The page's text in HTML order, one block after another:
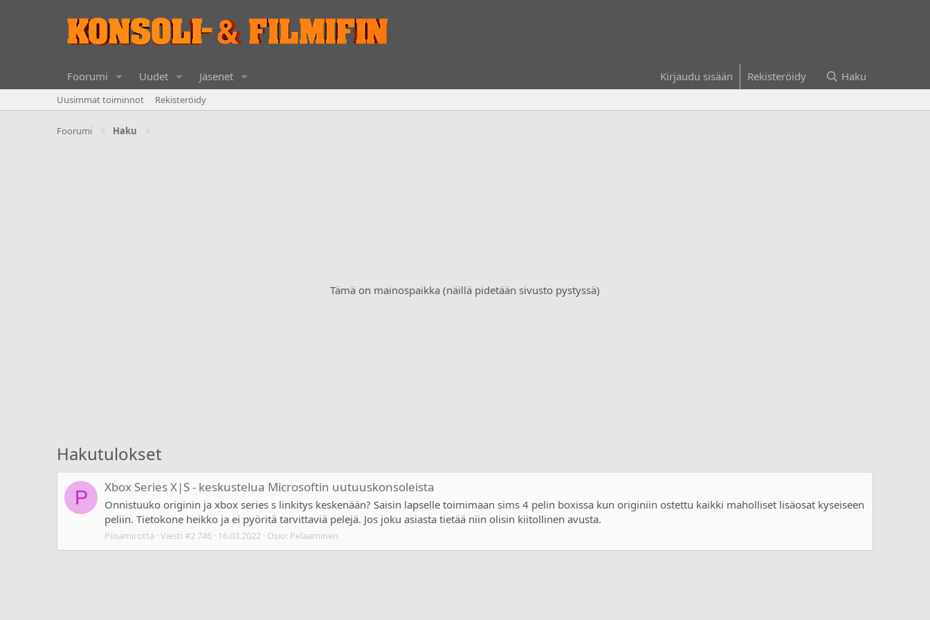
Foorumi Uudet Jäsenet Kirjaudu sisään Rekisteröidy Haku
Uusimmat toiminnot Rekisteröidy
Foorumi Haku
Tämä on mainospaikka (näillä pidetään sivusto pystyssä)
Hakutulokset
P Xbox Series X|S - keskustelua Microsoftin uutuuskonsoleista
Onnistuuko originin ja xbox series s linkitys keskenään? Saisin lapselle toimimaan sims 4 pelin boxissa kun originiin ostettu kaikki maholliset lisäosat kyseiseen
peliin. Tietokone heikko ja ei pyöritä tarvittaviä pelejä. Jos joku asiasta tietää niin olisin kiitollinen avusta.
Piisamirotta Viesti #2 746 16.03.2022 Osio: Pelaaminen